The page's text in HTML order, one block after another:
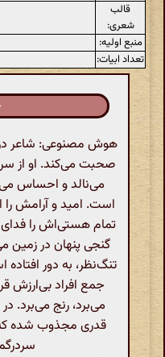
قالب
شعری:
منبع اولیه:
تعداد ابیات:
هوش مصنوعی: شاعر
صحبت می‌کند. او از
می‌نالد و احساس
است. امید و آرامش
تمام هستی‌اش را فدای
گنجی پنهان در زمین
تنگ‌نظر، به دور
جمع افراد بی‌ارزش
می‌برد، رنج می‌برد.
قدری مجذوب شده